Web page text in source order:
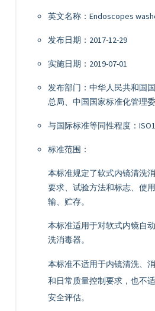
英文名称：Endoscopes
发布日期：2017-12-29
实施日期：2019-07-01
发布部门：中华人民共和国
总局、中国国家标准化管理
与国际标准等同性程度：
标准范围：
本标准规定了软式内镜清洗
要求、试验方法和标志、使
输、贮存。
本标准适用于对软式内镜自
洗消毒器。
本标准不适用于内镜清洗、
和日常质量控制要求，也不
安全评估。